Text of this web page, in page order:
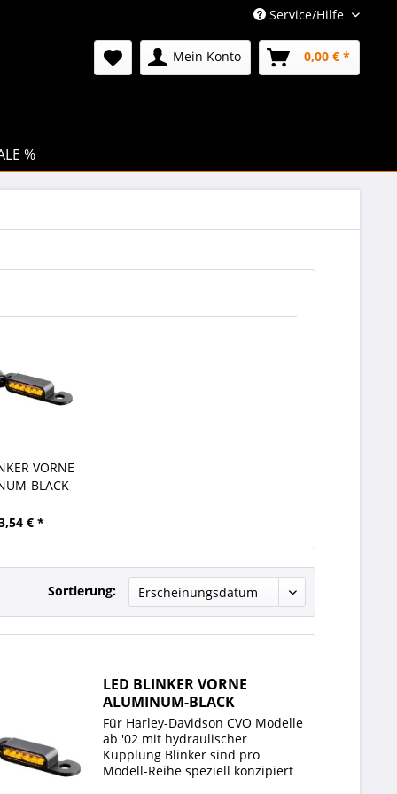
Service/Hilfe
Mein Konto 0,00 € *
%
VORNE
BLACK
€ *
Sortierung:
LED BLINKER VORNE
ALUMINUM-BLACK
Für Harley-Davidson CVO Modelle
ab '02 mit hydraulischer
Kupplung Blinker sind pro
Modell-Reihe speziell konzipiert